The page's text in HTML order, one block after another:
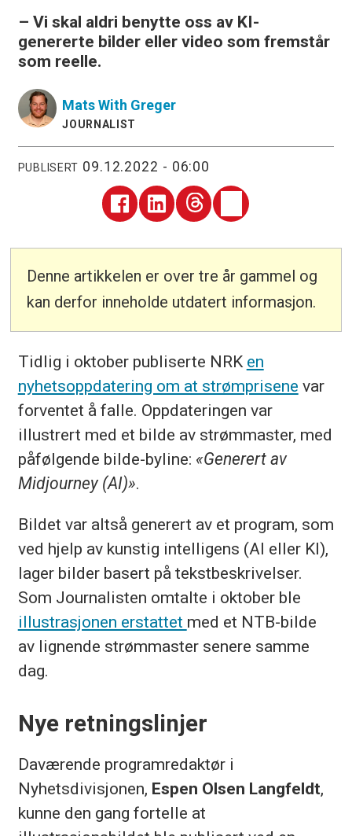
– Vi skal aldri benytte oss av KI-
genererte bilder eller video som fremstår
som reelle.
MatsWith Greger
JOURNALIST
PUBLISERT 09.12.2022 - 06:00
Denne artikkelen er over tre år gammel og
kan derfor inneholde utdatert informasjon.
Tidlig i oktober publiserte NRK en
nyhetsoppdatering om at strømprisene var
forventet å falle. Oppdateringen var
illustrert med et bilde av strømmaster, med
påfølgende bilde-byline: «Generert av
Midjourney (AI)».
Bildet var altså generert av et program, som
ved hjelp av kunstig intelligens (AI eller KI),
lager bilder basert på tekstbeskrivelser.
Som Journalisten omtalte i oktober ble
illustrasjonen erstattet med et NTB-bilde
av lignende strømmaster senere samme
dag.
Nye retningslinjer
Daværende programredaktør i
Nyhetsdivisjonen, Espen Olsen Langfeldt,
kunne den gang fortelle at